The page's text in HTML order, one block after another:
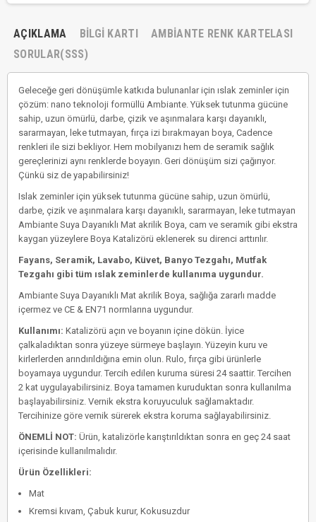
AÇIKLAMA BILGI KARTI
AMBIANTE RENK KARTELASI
SORULAR(SSS)
Geleceğe geri dönüşümle katkıda bulunanlar için ıslak zeminler için
çözüm: nano teknoloji formüllü Ambiante. Yüksek tutunma gücüne
sahip, uzun ömürlü, darbe, çizik ve aşınmalara karşı dayanıklı,
sararmayan, leke tutmayan, fırça izi bırakmayan boya, Cadence
renkleri ile sizi bekliyor. Hem mobilyanızı hem de seramik sağlık
gereçlerinizi aynı renklerde boyayın. Geri dönüşüm sizi çağırıyor.
Çünkü siz de yapabilirsiniz!
Islak zeminler için yüksek tutunma gücüne sahip, uzun ömürlü,
darbe, çizik ve aşınmalara karşı dayanıklı, sararmayan, leke tutmayan
Ambiante Suya Dayanıklı Mat akrilik Boya, cam ve seramik gibi ekstra
kaygan yüzeylere Boya Katalizörü eklenerek su direnci arttırılır.
Fayans, Seramik, Lavabo, Küvet, Banyo Tezgahı, Mutfak
Tezgahı gibi tüm ıslak zeminlerde kullanıma uygundur.
Ambiante Suya Dayanıklı Mat akrilik Boya, sağlığa zararlı madde
içermez ve CE & EN71 normlarına uygundur.
Kullanımı: Katalizörü açın ve boyanın içine dökün. İyice
çalkaladıktan sonra yüzeye sürmeye başlayın. Yüzeyin kuru ve
kirlerlerden arındırıldığına emin olun. Rulo, fırça gibi ürünlerle
boyamaya uygundur. Tercih edilen kuruma süresi 24 saattir. Tercihen
2 kat uygulayabilirsiniz. Boya tamamen kuruduktan sonra kullanılma
başlayabilirsiniz. Vernik ekstra koruyuculuk sağlamaktadır.
Tercihinize göre vernik sürerek ekstra koruma sağlayabilirsiniz.
ÖNEMLİ NOT: Ürün, katalizörle karıştırıldıktan sonra en geç 24 saat
içerisinde kullanılmalıdır.
Ürün Özellikleri:
Mat
Kremsi kıvam, Çabuk kurur, Kokusuzdur